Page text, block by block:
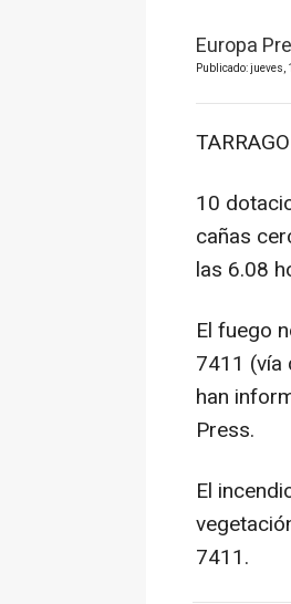
Europa
Publicado: jueves,
10
cañas
las 6.08
El fuego
7411 (vía
han
Press.
El
7411.